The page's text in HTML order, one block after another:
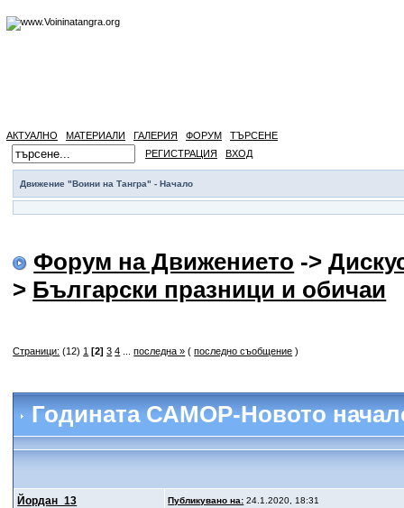
АКТУАЛНО МАТЕРИАЛИ ГАЛЕРИЯ ФОРУМ
ТЪРСЕНЕ
РЕГИСТРАЦИЯ
ВХОД
Движение "Воини на Тангра" - Начало
Форум на Движението ->
> Български празници и обичаи
Страници: (12) 1 [2] 3 4 ...последна » (последно съобщение )
Годината САМОР-Новото
Йордан_13 Публикувано на: 24.1.2020, 18:31